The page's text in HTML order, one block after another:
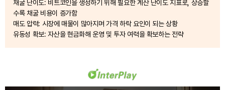
채굴 난이도: 비트코인을 생성하기 위해 필요한 계산 난이도 지표로, 상승할
수록 채굴 비용이 증가함
매도 압력: 시장에 매물이 많아지며 가격 하락 요인이 되는 상황
유동성 확보: 자산을 현금화해 운영 및 투자 여력을 확보하는 전략